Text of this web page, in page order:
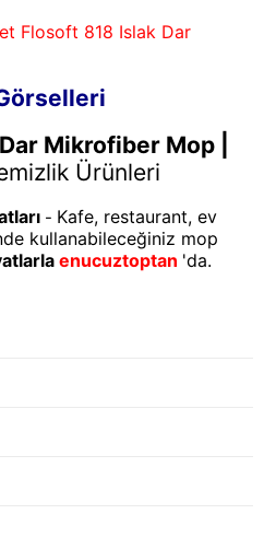
Flosoft 818 Islak Dar
Mikrofiber Mop |
Ürünleri
- Kafe, restaurant, ev
kullanabileceğiniz mop
enucuztoptan 'da.